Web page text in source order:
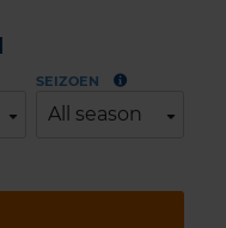
SEIZOEN
All season